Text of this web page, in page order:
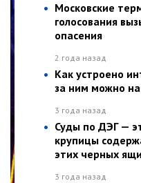
Московские
голосования
опасения
2 года назад
Как устроено
за ним можно
3 года назад
Суды по ДЭГ —
крупицы
этих черных
3 года назад